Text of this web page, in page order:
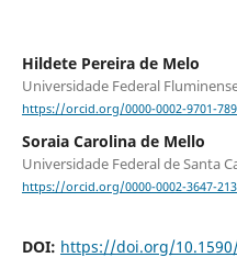
Hildete Pereira de Melo
Universidade Federal
https://orcid.org/0000-0002-9701-
Soraia Carolina de Mello
Universidade Federal de Santa
https://orcid.org/0000-0002-3647-
DOI: https://doi.org/